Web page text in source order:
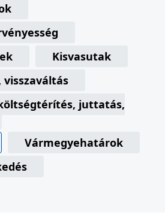
Kisvasutak
visszaváltás
juttatás,
Vármegyehatárok